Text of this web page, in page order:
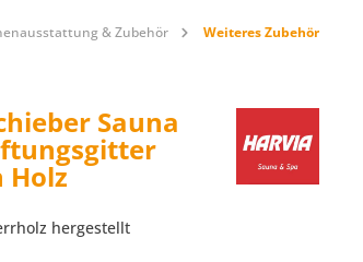
& Zubehör Weiteres Zubehör
Sauna
Holz
hergestellt